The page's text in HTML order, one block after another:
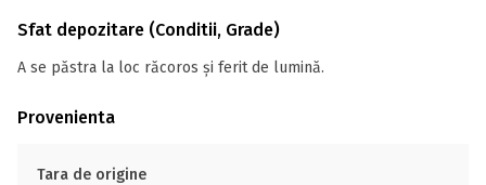
Sfat depozitare (Conditii, Grade)
A se păstra la loc răcoros și ferit de lumină.
Provenienta
Tara de origine